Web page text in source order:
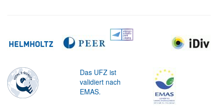
Das UFZ ist
validiert nach
EMAS.